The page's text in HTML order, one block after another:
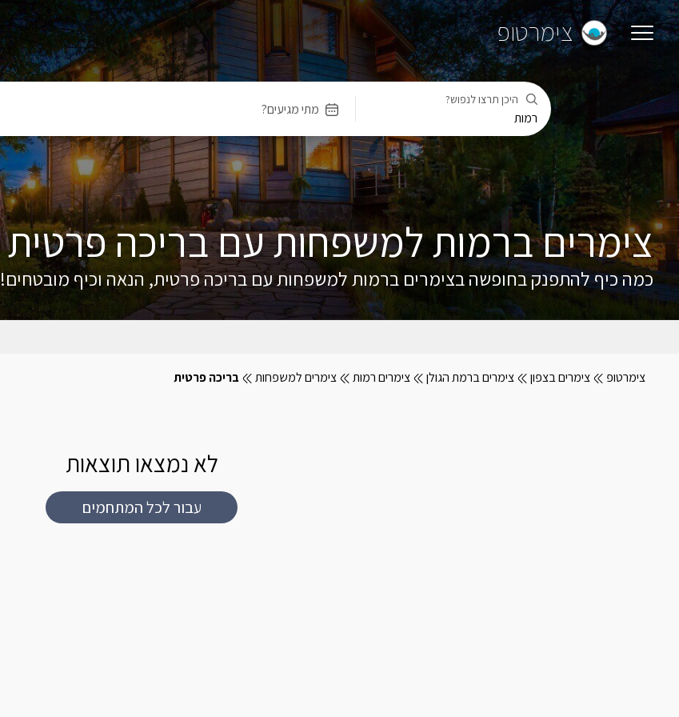
צימרטופ
היכן תרצו לנפוש?
מתי מגיעים?
צימרים ברמות למשפחות עם בריכה פרטית
כמה כיף להתפנק בחופשה בצימרים ברמות למשפחות עם בריכה פרטית, הנאה וכיף מובטחים!
צימרטופ צימרים בצפון צימרים ברמת הגולן צימרים רמות צימרים למשפחות בריכה פרטית
לא נמצאו תוצאות
עבור לכל המתחמים